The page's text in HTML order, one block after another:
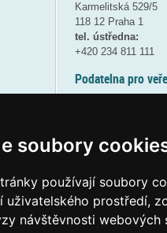
soubory
používají soubory
uživatelského prostředí,
návštěvnosti
Karmelitská 529/5
118 12 Praha 1
tel. ústředna:
+420 234 811 111
Podatelna pro
(více informací
Elektronická
posta@msmtgov cz